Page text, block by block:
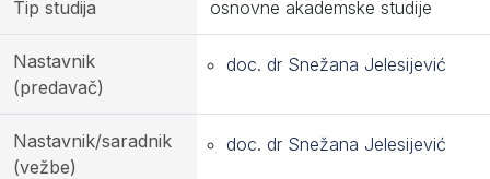
Tip studija osnovne akademske studije
Nastavnik
(predavač)
doc. dr Snežana Jelesijević
Nastavnik/saradnik
(vežbe)
doc. dr Snežana Jelesijević